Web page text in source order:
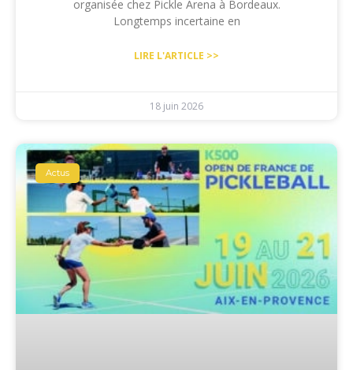
organisée chez Pickle Arena à Bordeaux.
Longtemps incertaine en
LIRE L'ARTICLE >>
18 juin 2026
Actus